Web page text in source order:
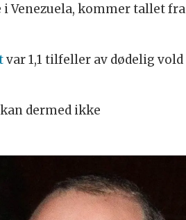
i Venezuela, kommer tallet fra
var 1,1 tilfeller av dødelig vold
dermed ikke